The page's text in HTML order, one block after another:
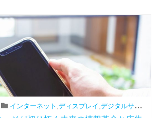
インターネット ディスプレイ デジタルサイネージ